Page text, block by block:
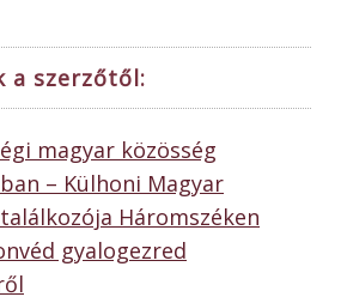
a szerzőtől:
magyar közösség
– Külhoni Magyar
Háromszéken
gyalogezred